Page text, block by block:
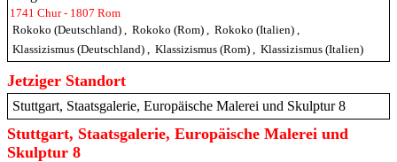
1741 Chur - 1807 Rom
Rokoko (Deutschland)
Rokoko (Rom) Rokoko (Italien)
Klassizismus (Deutschland)
Klassizismus (Rom) Klassizismus (Italien)
Jetziger Standort
Stuttgart, Staatsgalerie, Europäische Malerei und Skulptur 8
Stuttgart, Staatsgalerie, Europäische Malerei und
Skulptur 8